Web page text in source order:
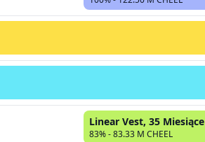
Linear Vest, 35 Miesiące
83% - 83.33 M CHEEL